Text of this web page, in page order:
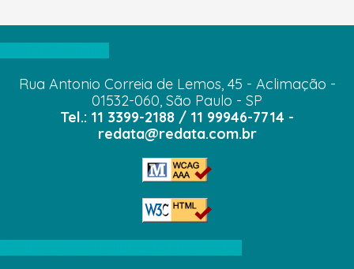
Rua Antonio Correia de Lemos, 45 - Aclimação -
01532-060, São Paulo - SP
Tel.: 11 3399-2188 / 11 99946-7714 -
redata@redata.com.br